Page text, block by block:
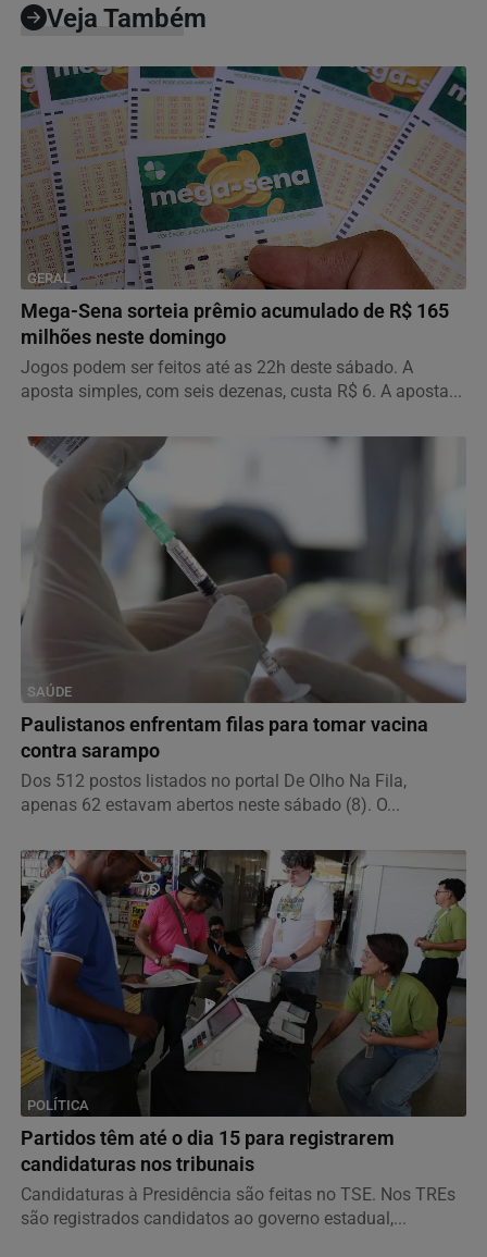
Veja Também
GERAL
Mega-Sena sorteia prêmio acumulado de R$ 165
milhões neste domingo
Jogos podem ser feitos até as 22h deste sábado. A
aposta simples, com seis dezenas, custa R$ 6. A aposta...
SAÚDE
Paulistanos enfrentam filas para tomar vacina
contra sarampo
Dos 512 postos listados no portal De Olho Na Fila,
apenas 62 estavam abertos neste sábado (8). O...
POLÍTICA
Partidos têm até o dia 15 para registrarem
candidaturas nos tribunais
Candidaturas à Presidência são feitas no TSE. Nos TREs
são registrados candidatos ao governo estadual,...